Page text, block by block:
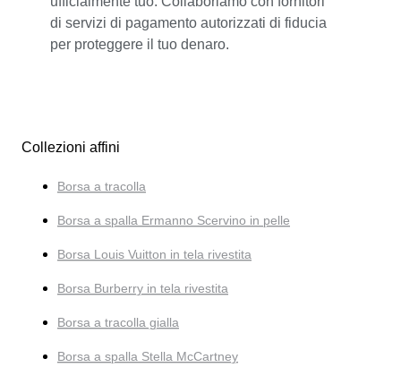
di servizi di pagamento autorizzati di fiducia
per proteggere il tuo denaro.
Collezioni affini
Borsa a tracolla
Borsa a spalla Ermanno Scervino in pelle
Borsa Louis Vuitton in tela rivestita
Borsa Burberry in tela rivestita
Borsa a tracolla gialla
Borsa a spalla Stella McCartney